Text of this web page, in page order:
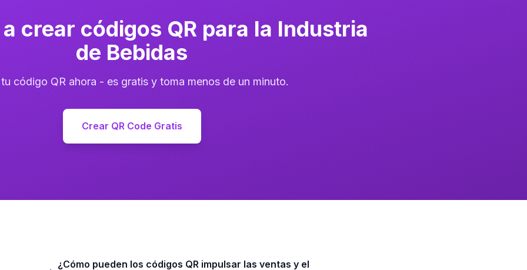
crear códigos QR para la Industria
de Bebidas
código QR ahora - es gratis y toma menos de un minuto.
Crear QR Code Gratis
¿Cómo pueden los códigos QR impulsar las ventas y el